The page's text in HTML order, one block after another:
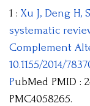
1 : Xu J, Deng H,
systematic
Complement
10.1155/2014/
PubMed PMID :
PMC4058265.